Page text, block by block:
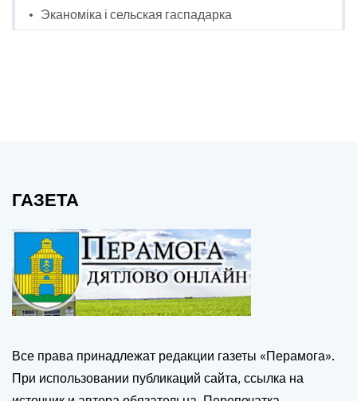
Эканоміка і сельская гаспадарка
ГАЗЕТА
Все права принадлежат редакции газеты «Перамога».
При использовании публикаций сайта, ссылка на